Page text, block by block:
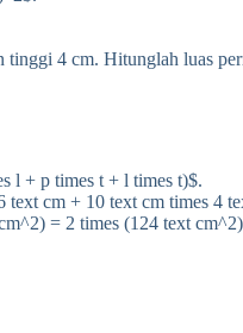
4 cm. Hitunglah luas
l + p times t + l times t)$.
text cm + 10 text cm times 4
= 2 times (124 text